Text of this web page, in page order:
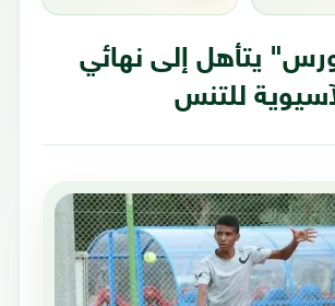
يتأهل إلى نهائي
للتنس